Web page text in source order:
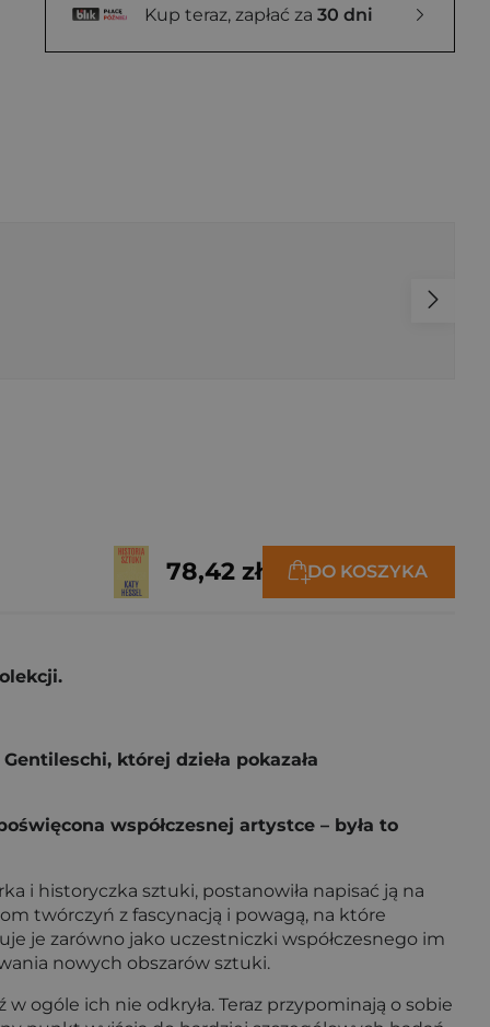
Kup teraz, zapłać za 30 dni
78,42 zł DO KOSZYKA
której dzieła pokazała
współczesnej artystce – była to
i historyczka sztuki, postanowiła napisać ją na
twórczyń z fascynacją i powagą, na które
je zarówno jako uczestniczki współczesnego im
nowych obszarów sztuki.
ogóle ich nie odkryła. Teraz przypominają o sobie